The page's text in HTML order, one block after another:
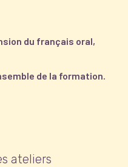
du français oral,
de la formation.
ateliers